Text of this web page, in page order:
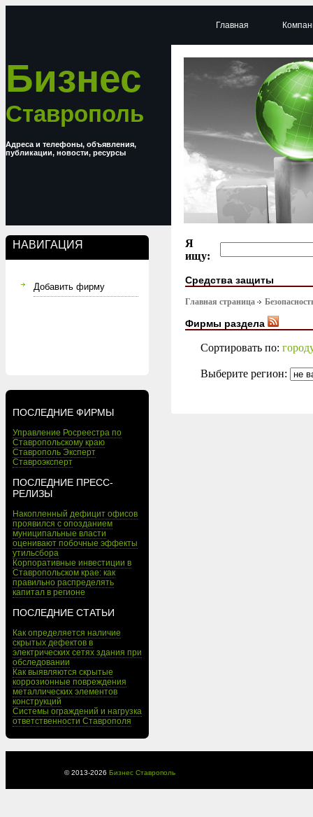
Бизнес
Ставрополь
Адреса и телефоны, объявления,
публикации, новости, ресурсы
НАВИГАЦИЯ
Добавить фирму
ПОСЛЕДНИЕ ФИРМЫ
Управление Росреестра по
Ставропольскому краю
Ставрополь Эксперт
Ставроэксперт
ПОСЛЕДНИЕ ПРЕСС-
РЕЛИЗЫ
Накопленный дефицит офисов
проявился с опозданием
муниципальные власти
оценивают побочные эффекты
утильсбора
Корпоративные инвестиции в
Ставропольском крае: как
правильно распределять
капитал в регионе
ПОСЛЕДНИЕ СТАТЬИ
Как определяется наличие
скрытых дефектов в
электрических сетях здания при
обследовании
Как выявляются скрытые
коррозионные повреждения
металлических элементов
конструкций
Системы ограждений и нагрузка
ответственности Ставрополя
Главная
Я
ищу:
Средства защиты
Главная страница
Фирмы раздела
Сортировать по:
Выберите регион:
© 2013-2026 Бизнес Ставрополь